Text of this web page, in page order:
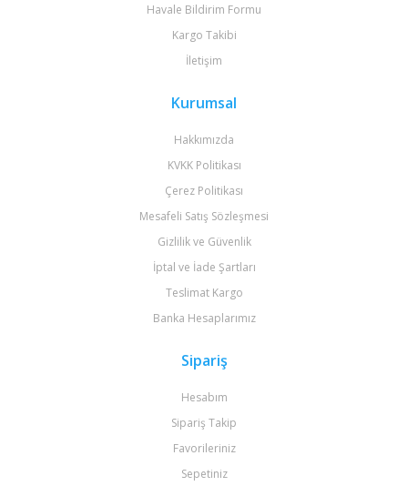
Havale Bildirim Formu
Kargo Takibi
İletişim
Kurumsal
Hakkımızda
KVKK Politikası
Çerez Politikası
Mesafeli Satış Sözleşmesi
Gizlilik ve Güvenlik
İptal ve İade Şartları
Teslimat Kargo
Banka Hesaplarımız
Sipariş
Hesabım
Sipariş Takip
Favorileriniz
Sepetiniz